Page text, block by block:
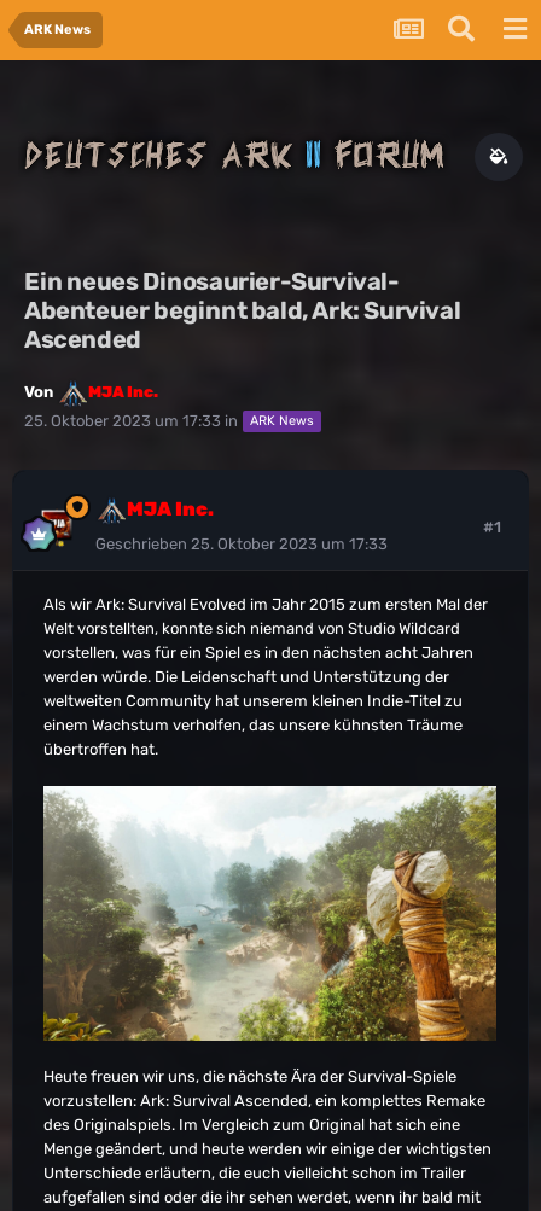
ARK News
Ein neues Dinosaurier-Survival-
Abenteuer beginnt bald, Ark: Survival
Ascended
Von
MJA Inc.
25. Oktober 2023 um 17:33 in ARK News
MJA Inc.
Geschrieben 25. Oktober 2023 um 17:33
#1
Als wir Ark: Survival Evolved im Jahr 2015 zum ersten Mal der
Welt vorstellten, konnte sich niemand von Studio Wildcard
vorstellen, was für ein Spiel es in den nächsten acht Jahren
werden würde. Die Leidenschaft und Unterstützung der
weltweiten Community hat unserem kleinen Indie-Titel zu
einem Wachstum verholfen, das unsere kühnsten Träume
übertroffen hat.
Heute freuen wir uns, die nächste Ära der Survival-Spiele
vorzustellen: Ark: Survival Ascended, ein komplettes Remake
des Originalspiels. Im Vergleich zum Original hat sich eine
Menge geändert, und heute werden wir einige der wichtigsten
Unterschiede erläutern, die euch vielleicht schon im Trailer
aufgefallen sind oder die ihr sehen werdet, wenn ihr bald mit